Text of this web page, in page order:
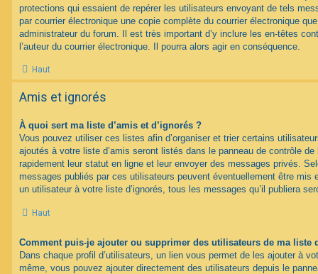
protections qui essaient de repérer les utilisateurs envoyant de tels
par courrier électronique une copie complète du courrier électronique
administrateur du forum. Il est très important d’y inclure les en-têtes
l’auteur du courrier électronique. Il pourra alors agir en conséquence.
Haut
Amis et ignorés
À quoi sert ma liste d’amis et d’ignorés ?
Vous pouvez utiliser ces listes afin d’organiser et trier certains
ajoutés à votre liste d’amis seront listés dans le panneau de contrôle de
rapidement leur statut en ligne et leur envoyer des messages privés.
messages publiés par ces utilisateurs peuvent éventuellement être mis
un utilisateur à votre liste d’ignorés, tous les messages qu’il publiera
Haut
Comment puis-je ajouter ou supprimer des utilisateurs de ma liste
Dans chaque profil d’utilisateurs, un lien vous permet de les ajouter à
même, vous pouvez ajouter directement des utilisateurs depuis le